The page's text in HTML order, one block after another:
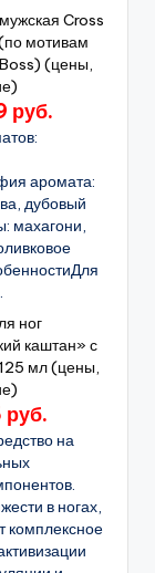
Cross
мотивам
(цены,
руб.
аромата:
дубовый
махагони,
ног
каштан» с
мл (цены,
руб.
на
в ногах,
комплексное